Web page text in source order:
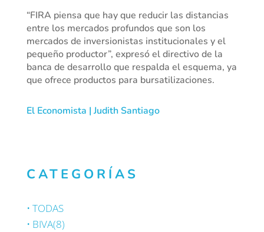
“FIRA piensa que hay que reducir las distancias
entre los mercados profundos que son los
mercados de inversionistas institucionales y el
pequeño productor”, expresó el directivo de la
banca de desarrollo que respalda el esquema, ya
que ofrece productos para bursatilizaciones.
El Economista | Judith Santiago
CATEGORÍAS
• TODAS
• BIVA(8)